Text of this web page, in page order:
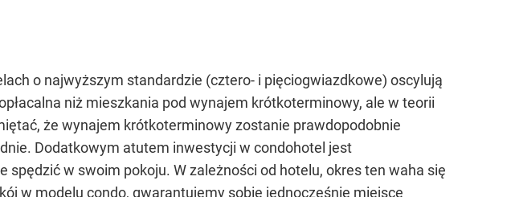
o najwyższym standardzie (cztero- i pięciogwiazdkowe) oscylują
niż mieszkania pod wynajem krótkoterminowy, ale w teorii
że wynajem krótkoterminowy zostanie prawdopodobnie
Dodatkowym atutem inwestycji w condohotel jest
w swoim pokoju. W zależności od hotelu, okres ten waha się
w modelu condo, gwarantujemy sobie jednocześnie miejsce